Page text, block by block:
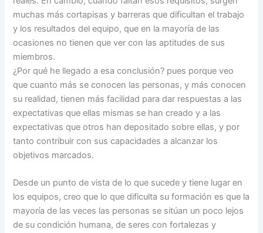
muchas más cortapisas y barreras que dificultan el trabajo
y los resultados del equipo, que en la mayoría de las
ocasiones no tienen que ver con las aptitudes de sus
miembros.
¿Por qué he llegado a esa conclusión? pues porque veo
que cuanto más se conocen las personas, y más conocen
su realidad, tienen más facilidad para dar respuestas a las
expectativas que ellas mismas se han creado y a las
expectativas que otros han depositado sobre ellas, y por
tanto contribuir con sus capacidades a alcanzar los
objetivos marcados.
Desde un punto de vista de lo que sucede y tiene lugar en
los equipos, creo que lo que dificulta su formación es que la
mayoría de las veces las personas se sitúan un poco lejos
de su condición humana, de seres con fortalezas y